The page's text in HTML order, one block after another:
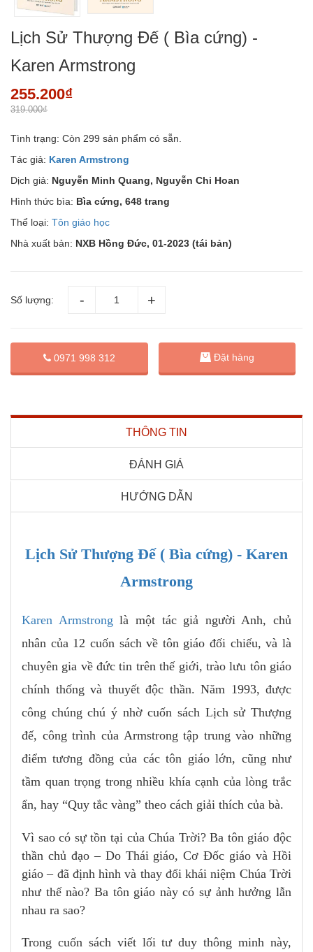
Lịch Sử Thượng Đế ( Bìa cứng) -
Karen Armstrong
255.200₫
319.000₫
Tình trạng: Còn 299 sản phẩm có sẵn.
Tác giả: Karen Armstrong
Dịch giả: Nguyễn Minh Quang, Nguyễn Chi Hoan
Hình thức bìa: Bìa cứng, 648 trang
Thể loại: Tôn giáo học
Nhà xuất bản: NXB Hồng Đức, 01-2023 (tái bản)
Số lượng:
0971 998 312 Đặt hàng
THÔNG TIN
ĐÁNH GIÁ
HƯỚNG DẪN
Lịch Sử Thượng Đế ( Bìa cứng) - Karen
Armstrong
Karen Armstronglà một tác giả người Anh, chủ
nhân của 12 cuốn sách về tôn giáo đối chiếu, và là
chuyên gia về đức tin trên thế giới, trào lưu tôn giáo
chính thống và thuyết độc thần. Năm 1993, được
công chúng chú ý nhờ cuốn sách Lịch sử Thượng
đế, công trình của Armstrong tập trung vào những
điểm tương đồng của các tôn giáo lớn, cũng như
tầm quan trọng trong nhiều khía cạnh của lòng trắc
ẩn, hay “Quy tắc vàng” theo cách giải thích của bà.
Vì sao có sự tồn tại của Chúa Trời? Ba tôn giáo độc
thần chủ đạo – Do Thái giáo, Cơ Đốc giáo và Hồi
giáo – đã định hình và thay đổi khái niệm Chúa Trời
như thế nào? Ba tôn giáo này có sự ảnh hưởng lẫn
nhau ra sao?
Trong cuốn sách viết lối tư duy thông minh này,